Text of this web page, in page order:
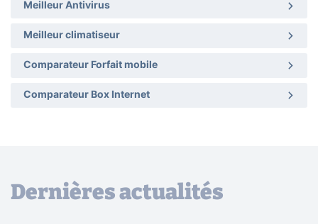
Meilleur Antivirus
Meilleur climatiseur
Comparateur Forfait mobile
Comparateur Box Internet
Dernières actualités